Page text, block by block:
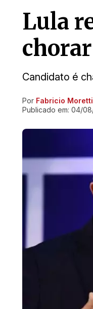
Lula
Candidato é
Ir direto pra matéria
Por Fabricio Moretti
Publicado em: 04/